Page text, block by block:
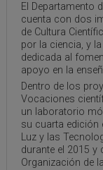
El Departamento
cuenta con dos
de Cultura
por la ciencia, y
dedicada al
apoyo en la
Dentro de los
Vocaciones
un laboratorio
su cuarta edición
Luz y las
durante el 2015
Organización de